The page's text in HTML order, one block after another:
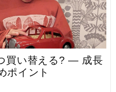
買い替える? — 成長
ポイント